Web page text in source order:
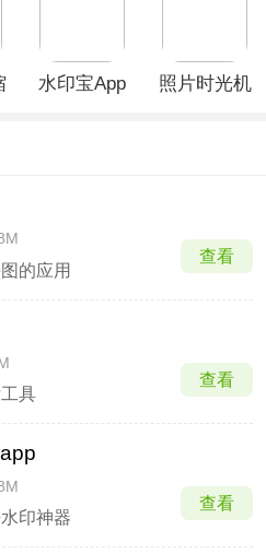
水印宝App
照片时光机
的应用
查看
具
查看
印神器
查看